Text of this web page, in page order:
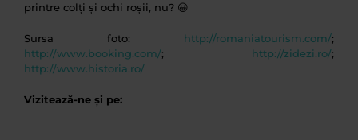
printre colți și ochi roșii, nu? 😀
Sursa foto: http://romaniatourism.com/;
http://www.booking.com/; http://zidezi.ro/;
http://www.historia.ro/
Vizitează-ne și pe: